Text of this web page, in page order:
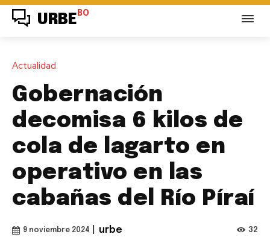
URBE BO
Actualidad
Gobernación
decomisa 6 kilos de
cola de lagarto en
operativo en las
cabañas del Río Píraí
9 noviembre 2024 urbe 32